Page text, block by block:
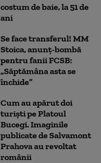
costum de baie, la 51 de
ani
Se face transferul! MM
Stoica, anunț-bombă
pentru fanii FCSB:
„Săptămâna asta se
închide”
Cum au apărut doi
turiști pe Platoul
Bucegi. Imaginile
publicate de Salvamont
Prahova au revoltat
românii